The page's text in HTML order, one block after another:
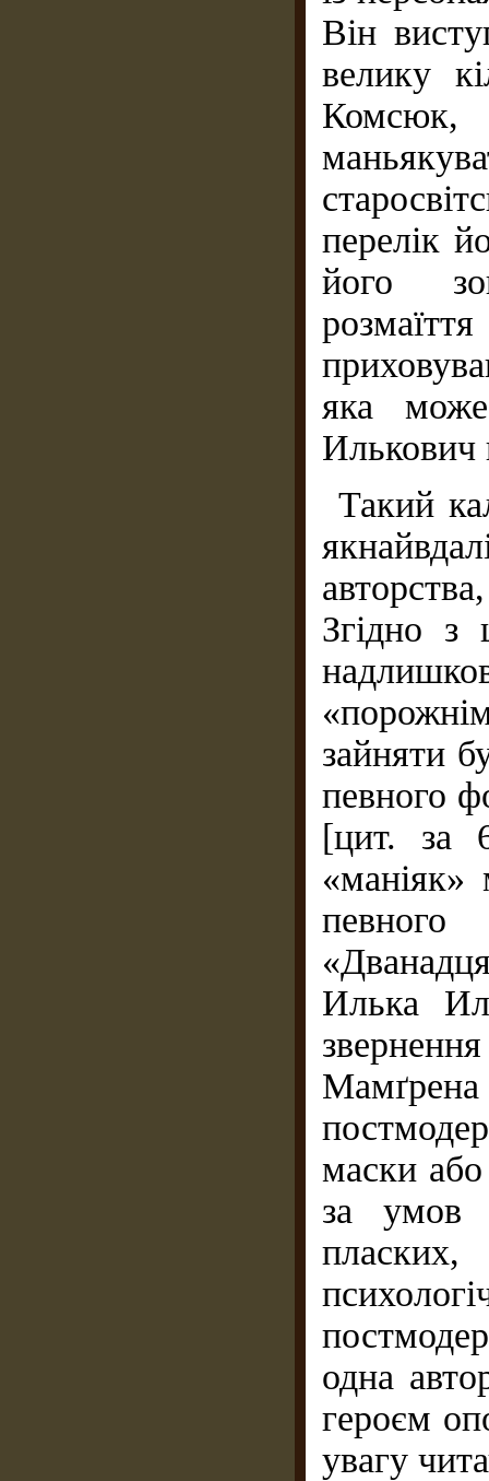
Він
велику
перелік
його
яка
Илькович
Такий
Згідно з
зайняти
певного
[цит. за
Илька
маски
за умов
одна
героєм
увагу